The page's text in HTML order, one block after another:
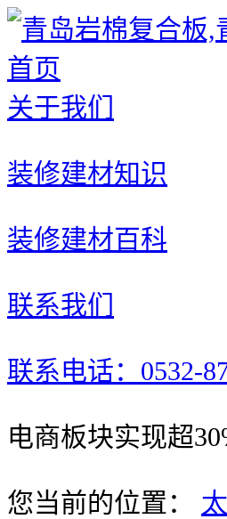
首页
关于我们
装修建材知识
装修建材百科
联系我们
联系电话：0532-
电商板块实现超
您当前的位置：